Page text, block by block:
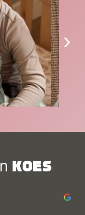
›
KOES